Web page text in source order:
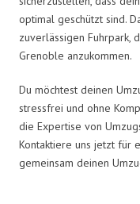
optimal geschützt sind.
zuverlässigen Fuhrpark,
Grenoble anzukommen.
Du möchtest deinen
stressfrei und ohne
die Expertise von
Kontaktiere uns jetzt für
gemeinsam deinen